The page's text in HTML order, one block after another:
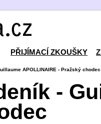
PŘIJÍMACÍ ZKOUŠKY
APOLLINAIRE - Pražský chodec
-